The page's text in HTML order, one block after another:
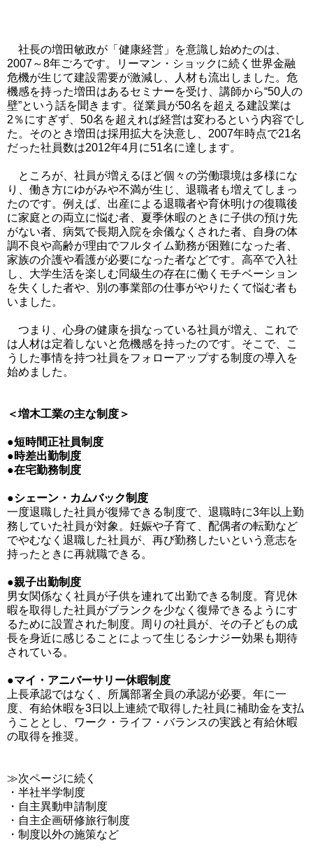
社長の増田敏政が「健康経営」を意識し始めたのは、
2007～8年ごろです。リーマン・ショックに続く世界金融
危機が生じて建設需要が激減し、人材も流出しました。危
機感を持った増田はあるセミナーを受け、講師から“50人の
壁”という話を聞きます。従業員が50名を超える建設業は
2％にすぎず、50名を超えれば経営は変わるという内容でし
た。そのとき増田は採用拡大を決意し、2007年時点で21名
だった社員数は2012年4月に51名に達します。
ところが、社員が増えるほど個々の労働環境は多様にな
り、働き方にゆがみや不満が生じ、退職者も増えてしまっ
たのです。例えば、出産による退職者や育休明けの復職後
に家庭との両立に悩む者、夏季休暇のときに子供の預け先
がない者、病気で長期入院を余儀なくされた者、自身の体
調不良や高齢が理由でフルタイム勤務が困難になった者、
家族の介護や看護が必要になった者などです。高卒で入社
し、大学生活を楽しむ同級生の存在に働くモチベーション
を失くした者や、別の事業部の仕事がやりたくて悩む者も
いました。
つまり、心身の健康を損なっている社員が増え、これで
は人材は定着しないと危機感を持ったのです。そこで、こ
うした事情を持つ社員をフォローアップする制度の導入を
始めました。
＜増木工業の主な制度＞
●短時間正社員制度
●時差出勤制度
●在宅勤務制度
●シェーン・カムバック制度
一度退職した社員が復帰できる制度で、退職時に3年以上勤
務していた社員が対象。妊娠や子育て、配偶者の転勤など
でやむなく退職した社員が、再び勤務したいという意志を
持ったときに再就職できる。
●親子出勤制度
男女関係なく社員が子供を連れて出勤できる制度。育児休
暇を取得した社員がブランクを少なく復帰できるようにす
るために設置された制度。周りの社員が、その子どもの成
長を身近に感じることによって生じるシナジー効果も期待
されている。
●マイ・アニバーサリー休暇制度
上長承認ではなく、所属部署全員の承認が必要。年に一
度、有給休暇を3日以上連続で取得した社員に補助金を支払
うこととし、ワーク・ライフ・バランスの実践と有給休暇
の取得を推奨。
≫次ページに続く
・半社半学制度
・自主異動申請制度
・自主企画研修旅行制度
・制度以外の施策など